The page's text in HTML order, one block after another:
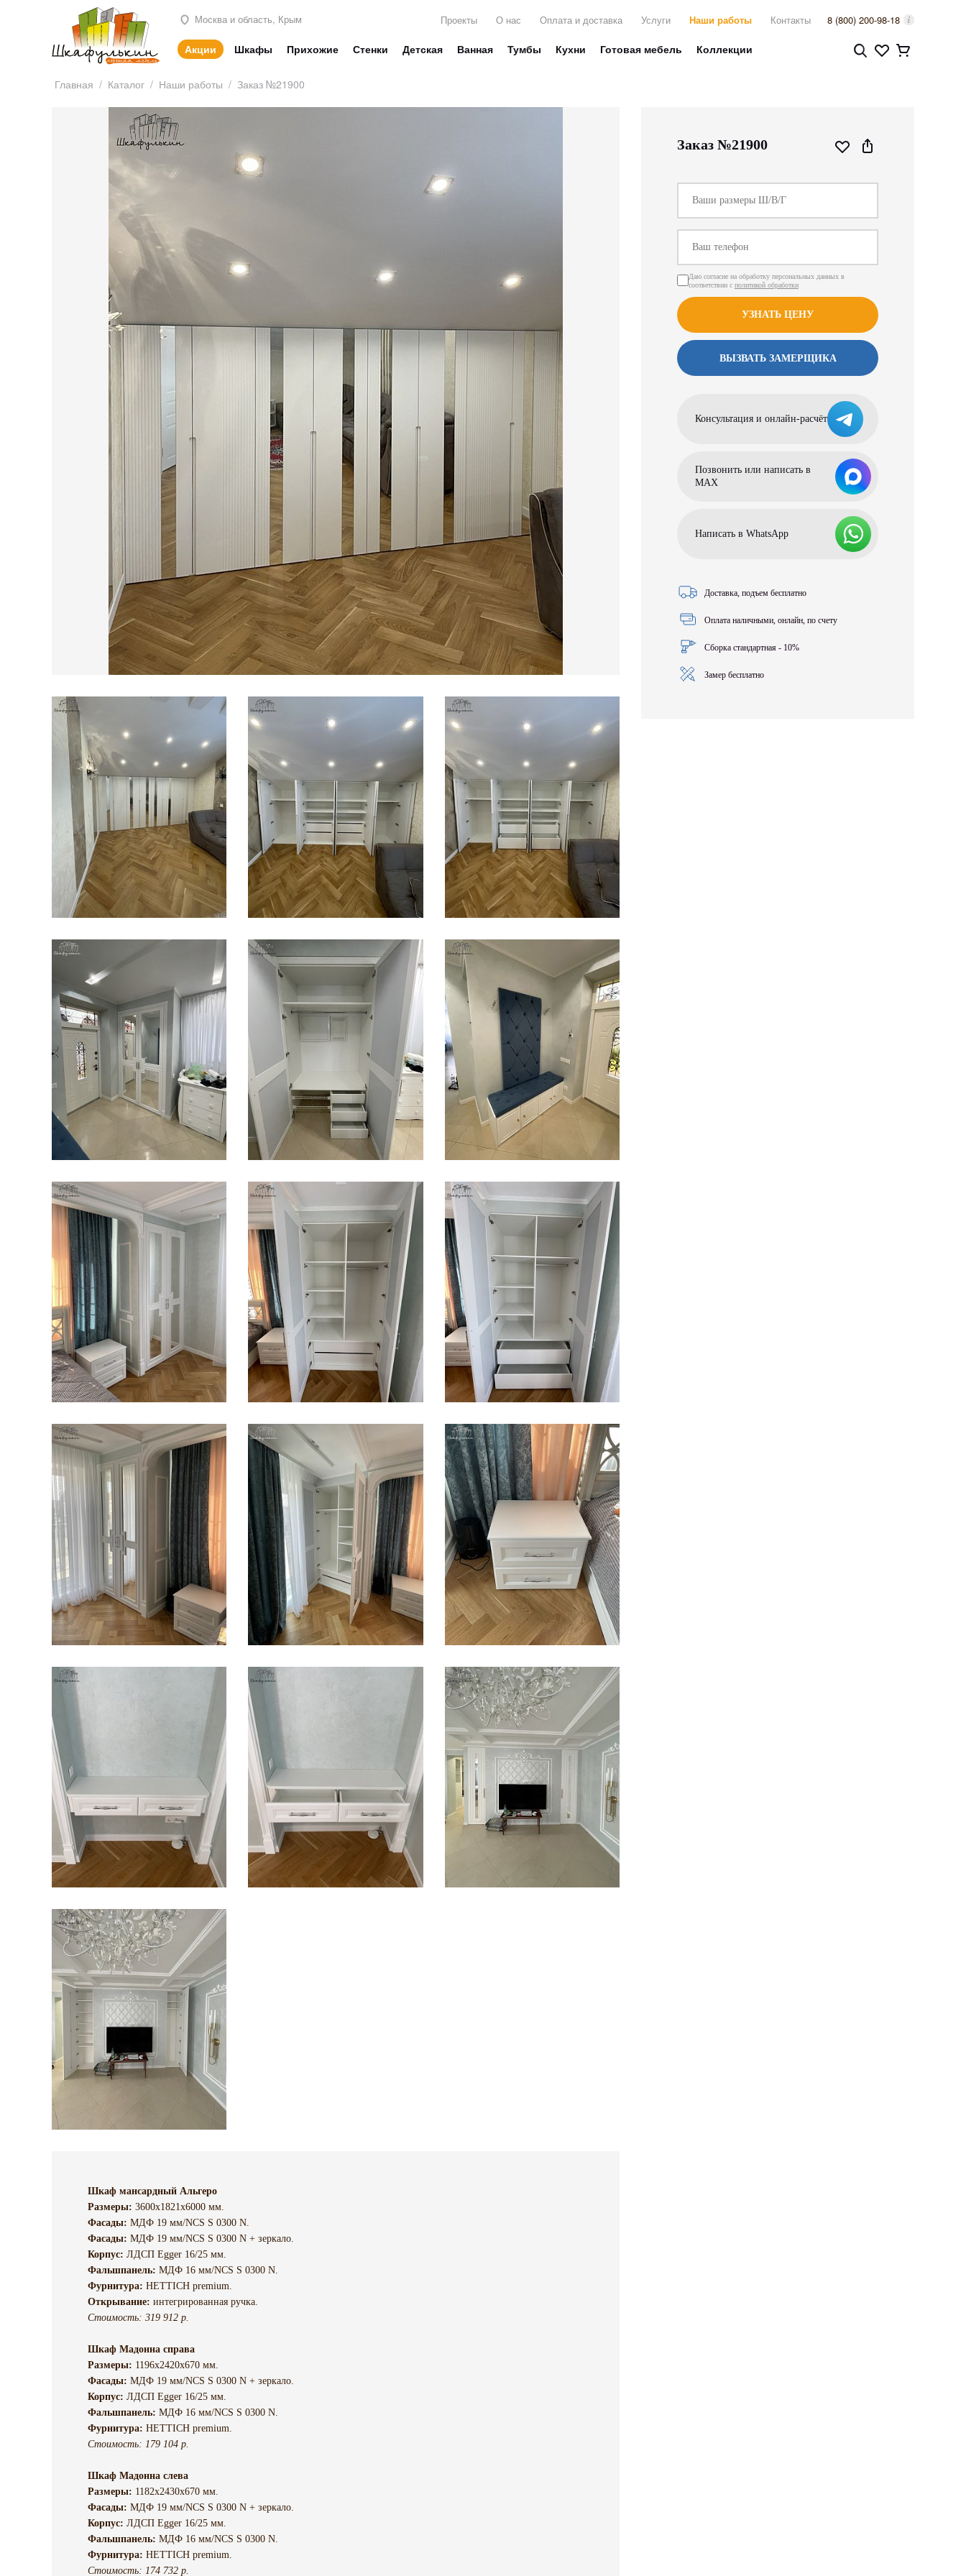
Москва и область, Крым Проекты О нас Оплата и доставка Услуги Наши работы Контакты 8 (800) 200-98-18
Акции Шкафы Прихожие Стенки Детская Ванная Тумбы Кухни Готовая мебель Коллекции
Главная / Каталог / Наши работы / Заказ №21900
Шкаф мансардный Альгеро
Размеры: 3600х1821х6000 мм.
Фасады: МДФ 19 мм/NCS S 0300 N.
Фасады: МДФ 19 мм/NCS S 0300 N + зеркало.
Корпус: ЛДСП Egger 16/25 мм.
Фальшпанель: МДФ 16 мм/NCS S 0300 N.
Фурнитура: HETTICH premium.
Открывание: интегрированная ручка.
Стоимость: 319 912 р.
Шкаф Мадонна справа
Размеры: 1196х2420х670 мм.
Фасады: МДФ 19 мм/NCS S 0300 N + зеркало.
Корпус: ЛДСП Egger 16/25 мм.
Фальшпанель: МДФ 16 мм/NCS S 0300 N.
Фурнитура: HETTICH premium.
Стоимость: 179 104 р.
Шкаф Мадонна слева
Размеры: 1182х2430х670 мм.
Фасады: МДФ 19 мм/NCS S 0300 N + зеркало.
Корпус: ЛДСП Egger 16/25 мм.
Фальшпанель: МДФ 16 мм/NCS S 0300 N.
Фурнитура: HETTICH premium.
Стоимость: 174 732 р.
Заказ №21900
Даю согласие на обработку персональных данных в
соответствии с политикой обработки
УЗНАТЬ ЦЕНУ
ВЫЗВАТЬ ЗАМЕРЩИКА
Консультация и онлайн-расчёт
Позвонить или написать в
МАХ
Написать в WhatsApp
Доставка, подъем бесплатно
Оплата наличными, онлайн, по счету
Сборка стандартная - 10%
Замер бесплатно